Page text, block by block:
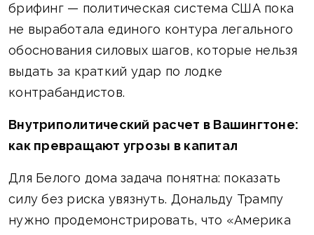
брифинг — политическая система США пока
не выработала единого контура легального
обоснования силовых шагов, которые нельзя
выдать за краткий удар по лодке
контрабандистов.
Внутриполитический расчет в Вашингтоне:
как превращают угрозы в капитал
Для Белого дома задача понятна: показать
силу без риска увязнуть. Дональду Трампу
нужно продемонстрировать, что «Америка